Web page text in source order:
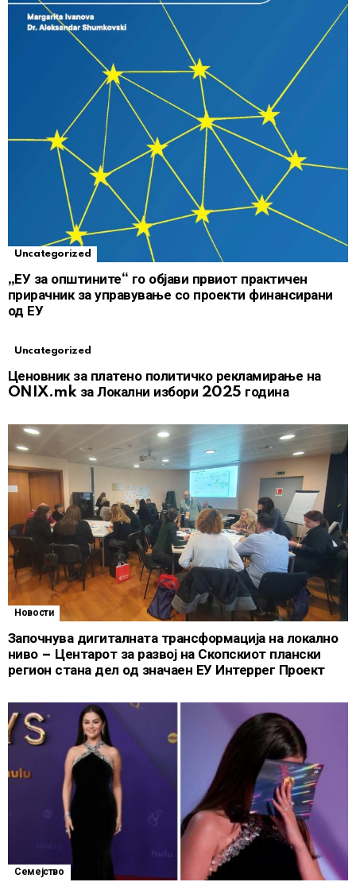
Uncategorized
„ЕУ за општините“ го објави првиот практичен
прирачник за управување со проекти финансирани
од ЕУ
Uncategorized
Ценовник за платено политичко рекламирање на
ONIX.mk за Локални избори 2025 година
Новости
Започнува дигиталната трансформација на локално
ниво – Центарот за развој на Скопскиот плански
регион стана дел од значаен ЕУ Интеррег Проект
Семејство